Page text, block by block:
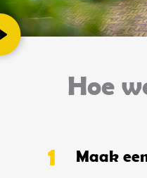
Hoe
1 Maak